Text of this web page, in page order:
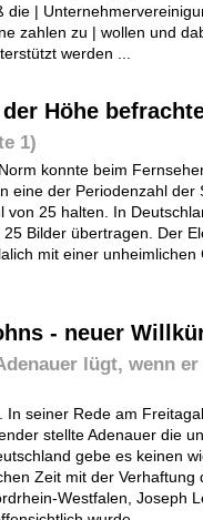
die |
zahlen zu | wollen und
werden ...
Höhe
1)
konnte beim
eine der Periodenzahl der
von 25 halten. In
Bilder übertragen. Der
mit einer unheimlichen
- neuer
lügt, wenn
In seiner Rede am
stellte Adenauer die
gebe es keinen
Zeit mit der Verhaftung
Westfalen, Joseph